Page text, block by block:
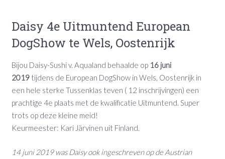
Daisy 4e Uitmuntend European
DogShow te Wels, Oostenrijk
Bijou Daisy-Sushi v. Aqualand behaalde op 16 juni
2019tijdens de European DogShow in Wels, Oostenrijk in
een hele sterke Tussenklas teven ( 12 inschrijvingen) een
prachtige 4e plaats met de kwalificatie Uitmuntend. Super
trots op deze kleine meid!
Keurmeester: Kari Järvinen uit Finland.
14 juni 2019 was Daisy ook ingeschreven op de Austrian